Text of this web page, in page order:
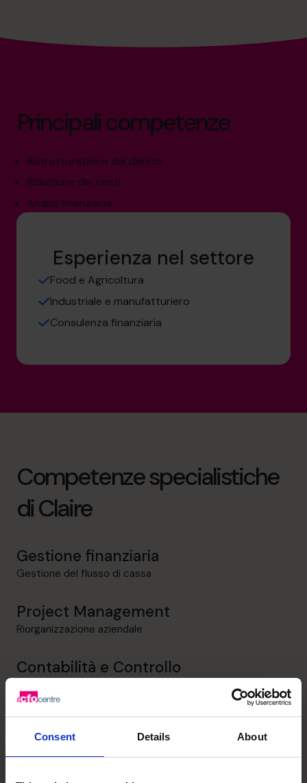
Consent Details About
Principali competenze
Ristrutturazione del debito
Riduzione dei costi
Analisi finanziaria
Esperienza nel settore
Food e Agricoltura
Industriale e manufatturiero
Consulenza finanziaria
Competenze specialistiche
di Claire
Gestione finanziaria
Gestione del flusso di cassa
Project Management
Riorganizzazione aziendale
Contabilità e Controllo
Sblocca il potenziale della